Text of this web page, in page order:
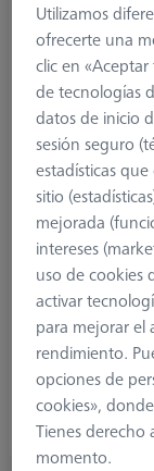
Product Type
Ø Sphere (DK)
Length (L)
Stylus Tip Material
Stylus Tip
Shaft Material
Connection Type
Measuring Length
Ø Shaft (DS)
Stylus Type
Utilizamos
ofrecerte una
clic en
de tecnologías
datos de inicio
sesión seguro
estadísticas
sitio
mejorada
intereses
uso de cookies
activar
para mejorar el
rendimiento.
opciones de
cookies»,
Tienes
momento.